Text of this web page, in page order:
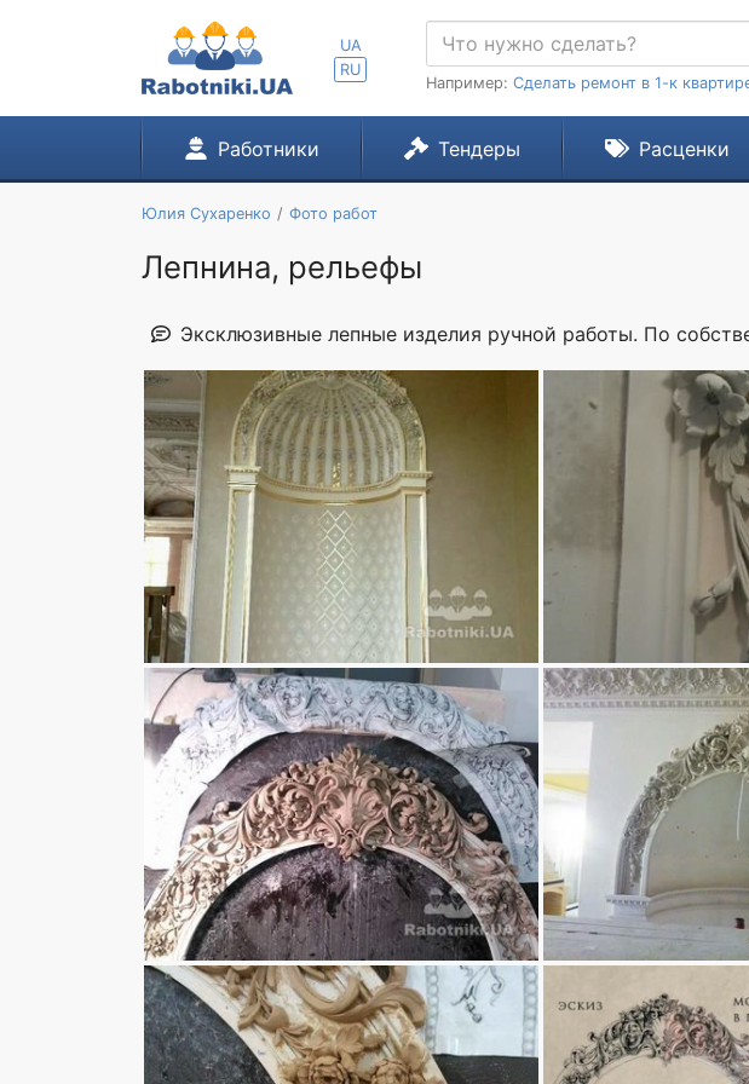
UA
RU
Например: Сделать ремонт в 1-к
Работники Тендеры Расценки
Юлия Сухаренко Фото работ
Лепнина, рельефы
Эксклюзивные лепные изделия ручной работы. По